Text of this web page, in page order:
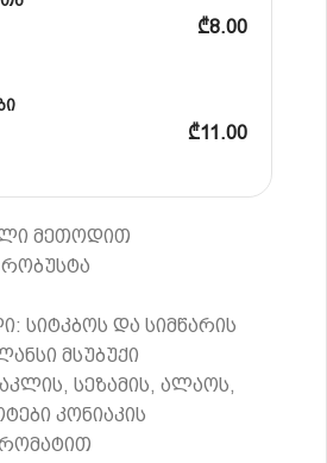
₾8.00
₾11.00
მეთოდით
სიტკბოს და სიმწარის
მსუბუქი
სეზამის, ალაოს,
კონიაკის